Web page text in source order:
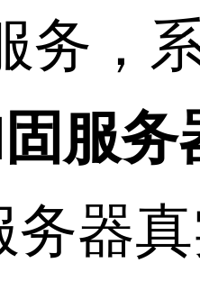
务，
服务
务器